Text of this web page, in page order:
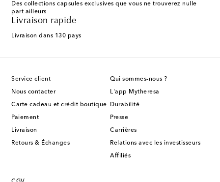
Des collections capsules exclusives que vous ne trouverez nulle
part ailleurs
Livraison rapide
Livraison dans 130 pays
Service client
Nous contacter
Carte cadeau et crédit boutique
Paiement
Livraison
Retours & Échanges
Qui sommes-nous ?
L'app Mytheresa
Durabilité
Presse
Carrières
Relations avec les investisseurs
Affiliés